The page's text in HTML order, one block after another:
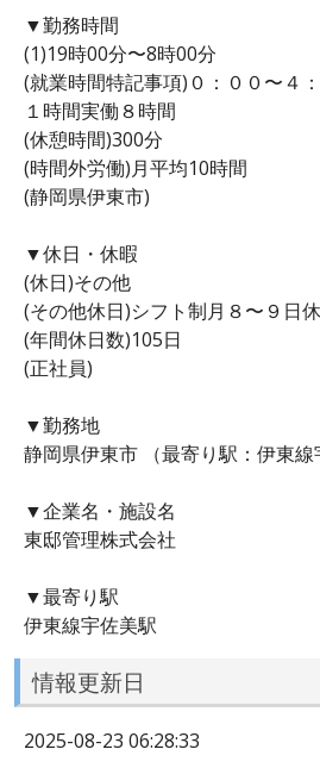
▼勤務時間
(1)19時00分〜8時00分
(就業時間特記事項)０：００〜４
１時間実働８時間
(休憩時間)300分
(時間外労働)月平均10時間
(静岡県伊東市)
▼休日・休暇
(休日)その他
(その他休日)シフト制月８〜９日
(年間休日数)105日
(正社員)
▼勤務地
静岡県伊東市 （最寄り駅：伊東線
▼企業名・施設名
東邸管理株式会社
▼最寄り駅
伊東線宇佐美駅
情報更新日
2025-08-23 06:28:33